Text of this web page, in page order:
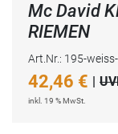
Mc David
RIEMEN
Art.Nr.: 195-
42,46 € |
inkl. 19 % MwSt.